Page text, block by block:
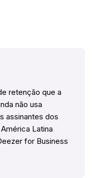
retenção que a
não usa
assinantes dos
Latina
for Business